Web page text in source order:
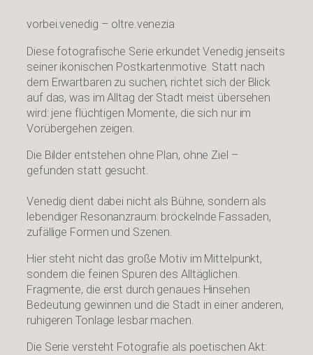
vorbei.venedig – oltre.venezia
Diese fotografische Serie erkundet Venedig jenseits
seiner ikonischen Postkartenmotive. Statt nach
dem Erwartbaren zu suchen, richtet sich der Blick
auf das, was im Alltag der Stadt meist übersehen
wird: jene flüchtigen Momente, die sich nur im
Vorübergehen zeigen.
Die Bilder entstehen ohne Plan, ohne Ziel –
gefunden statt gesucht.
Venedig dient dabei nicht als Bühne, sondern als
lebendiger Resonanzraum: bröckelnde Fassaden,
zufällige Formen und Szenen.
Hier steht nicht das große Motiv im Mittelpunkt,
sondern die feinen Spuren des Alltäglichen.
Fragmente, die erst durch genaues Hinsehen
Bedeutung gewinnen und die Stadt in einer anderen,
ruhigeren Tonlage lesbar machen.
Die Serie versteht Fotografie als poetischen Akt: